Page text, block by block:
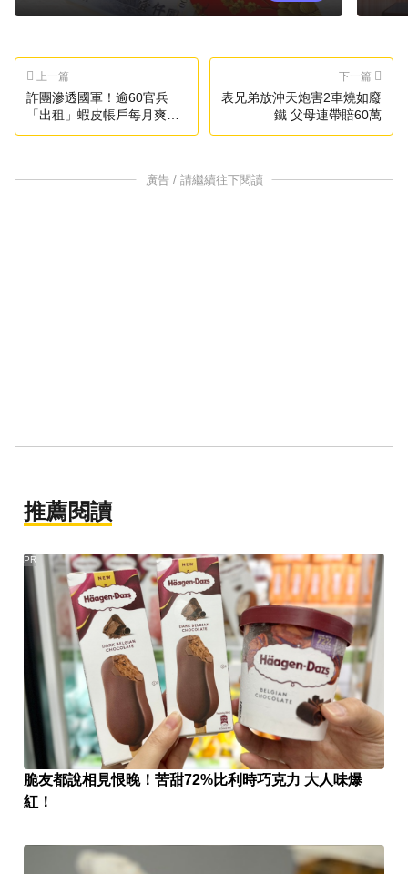
上一篇
詐團滲透國軍！逾60官兵
「出租」蝦皮帳戶每月爽賺
上千
下一篇
表兄弟放沖天炮害2車燒如廢
鐵 父母連帶賠60萬
廣告 / 請繼續往下閱讀
推薦閱讀
脆友都說相見恨晚！苦甜72%比利時巧克力 大人味爆
紅！
PR